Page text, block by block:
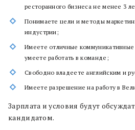
ресторанного бизнеса не менее 3
Понимаете цели и методы
индустрии;
Имеете отличные
умеете работать в команде;
Свободно владеете английским и
Имеете разрешение на работу в
Зарплата и условия будут
кандидатом.